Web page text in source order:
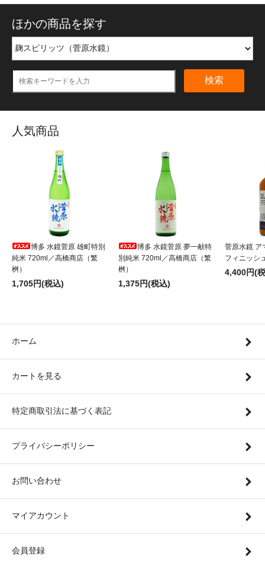
ほかの商品を探す
検索
人気商品
博多 水鏡菅原 雄町特別
純米 720ml／高橋商店（繁
桝）
1,705円(税込)
博多 水鏡菅原 夢一献特
別純米 720ml／高橋商店（繁
桝）
1,375円(税込)
菅原水鏡 ア
フィニッシ
4,400円(
ホーム
カートを見る
特定商取引法に基づく表記
プライバシーポリシー
お問い合わせ
マイアカウント
会員登録